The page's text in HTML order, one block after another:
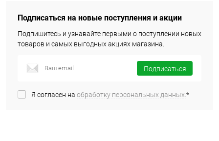
Подписаться на новые поступления и акции
Подпишитесь и узнавайте первыми о поступлении новых
товаров и самых выгодных акциях магазина.
Подписаться
Я согласен на обработку персональных данных.*